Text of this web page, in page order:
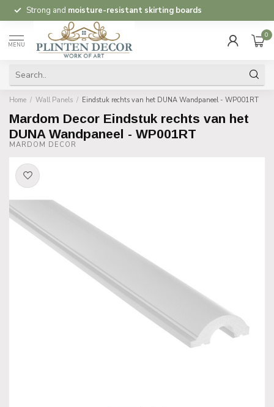
Strong and moisture-resistant skirting boards
MENU
0
Home / Wall Panels / Eindstuk rechts van het DUNA Wandpaneel - WP001RT
Mardom Decor Eindstuk rechts van het
DUNA Wandpaneel - WP001RT
MARDOM DECOR